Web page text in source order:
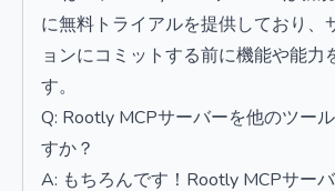
に無料トライアルを提供しており、
ョンにコミットする前に機能や能力
す。
Q: Rootly MCPサーバーを他のツー
すか？
A: もちろんです！Rootly MCPサー